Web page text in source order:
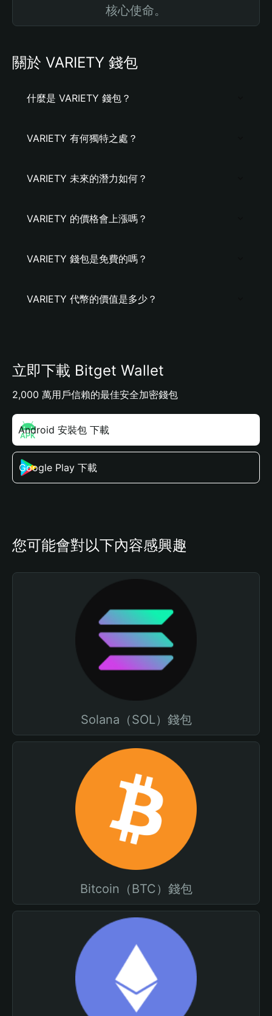
核心使命。
關於 VARIETY 錢包
什麼是 VARIETY 錢包？
VARIETY 有何獨特之處？
VARIETY 未來的潛力如何？
VARIETY 的價格會上漲嗎？
VARIETY 錢包是免費的嗎？
VARIETY 代幣的價值是多少？
立即下載 Bitget Wallet
2,000 萬用戶信賴的最佳安全加密錢包
Android 安裝包 下載
Google Play 下載
您可能會對以下內容感興趣
Solana（SOL）錢包
Bitcoin（BTC）錢包